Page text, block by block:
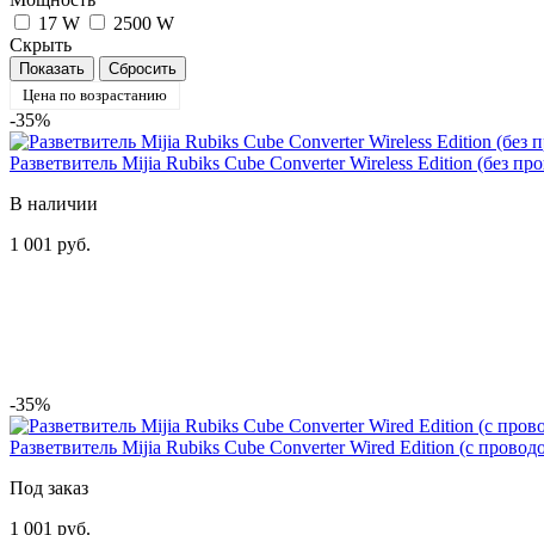
17 W
2500 W
Скрыть
Цена по возрастанию
-35%
Разветвитель Mijia Rubiks Cube Converter Wireless Edition (без
В наличии
1 001 руб.
-35%
Разветвитель Mijia Rubiks Cube Converter Wired Edition (с
Под заказ
1 001 руб.